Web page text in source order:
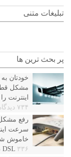
تبلیغات متنی
پر بحث ترین ها
خودتان
مشکل
اینترنت
۷۳۴ دیدگاه
رفع
سرعت
خاموش
DSL ۳۳۶ دیدگاه